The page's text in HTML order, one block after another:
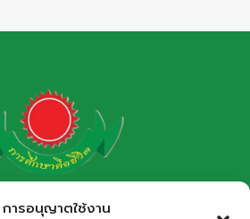
ารอนุญาตใช้งาน
สรรพ์